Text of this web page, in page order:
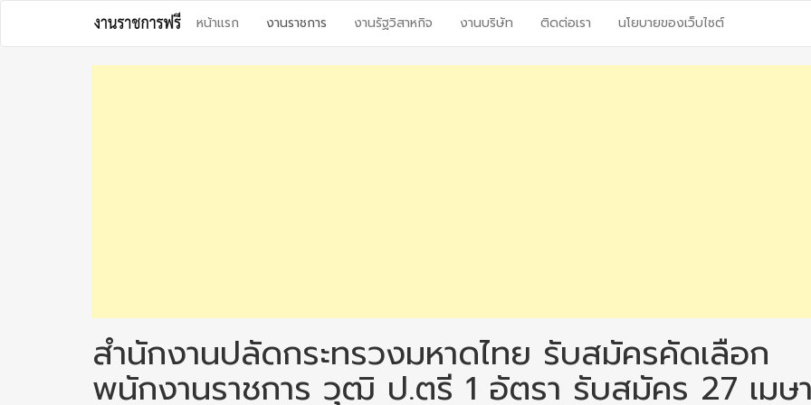
content
หน้าแรก งานราชการ งานรัฐวิสาหกิจ งานบริษัท ติดต่อเรา นโยบายของเว็บไซต์
สำนักงานปลัดกระทรวงมหาดไทย รับสมัครคัดเลือก
พนักงานราชการ วุฒิ ป.ตรี 1 อัตรา รับสมัคร 27 เมษ